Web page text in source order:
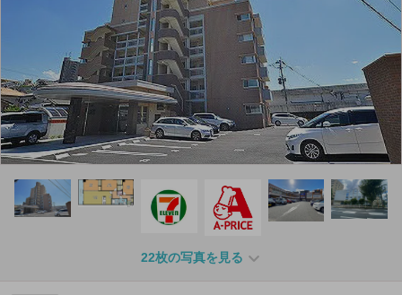
22枚の写真を見る